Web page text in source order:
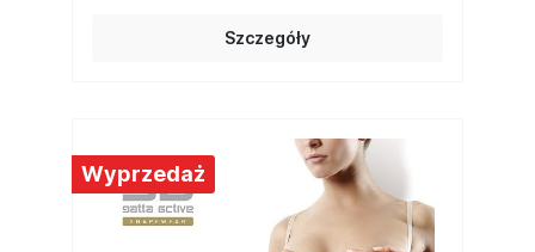
Szczegóły
Wyprzedaż